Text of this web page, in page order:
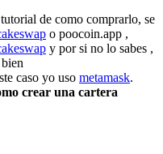
de como comprarlo, se
o poocoin.app ,
y por si no lo sabes ,
caso yo uso metamask.
crear una cartera